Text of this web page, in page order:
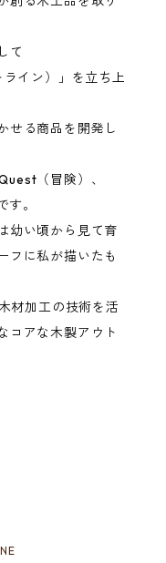
て
ライン）」を立ち上
せる商品を開発し
（冒険）、
。
幼い頃から見て育
フに私が描いたも
材加工の技術を活
コアな木製アウト